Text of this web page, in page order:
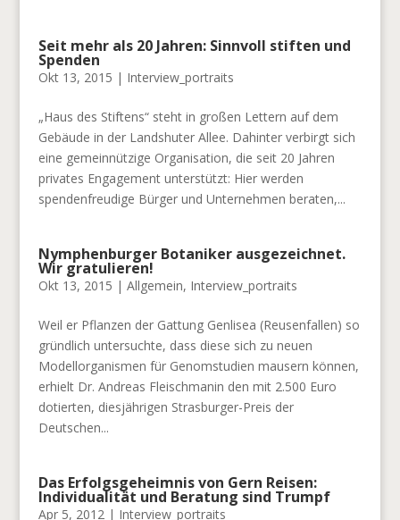
Seit mehr als 20 Jahren: Sinnvoll stiften und
Spenden
Okt 13, 2015 | Interview_portraits
„Haus des Stiftens“ steht in großen Lettern auf dem
Gebäude in der Landshuter Allee. Dahinter verbirgt sich
eine gemeinnützige Organisation, die seit 20 Jahren
privates Engagement unterstützt: Hier werden
spendenfreudige Bürger und Unternehmen beraten,...
Nymphenburger Botaniker ausgezeichnet.
Wir gratulieren!
Okt 13, 2015 | Allgemein, Interview_portraits
Weil er Pflanzen der Gattung Genlisea (Reusenfallen) so
gründlich untersuchte, dass diese sich zu neuen
Modellorganismen für Genomstudien mausern können,
erhielt Dr. Andreas Fleischmanin den mit 2.500 Euro
dotierten, diesjährigen Strasburger-Preis der
Deutschen...
Das Erfolgsgeheimnis von Gern Reisen:
Individualität und Beratung sind Trumpf
Apr 5, 2012| Interview_portraits